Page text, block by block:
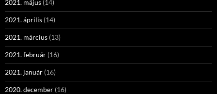
2021. május (14)
2021. április (14)
2021. március (13)
2021. február (16)
2021. január (16)
2020. december (16)